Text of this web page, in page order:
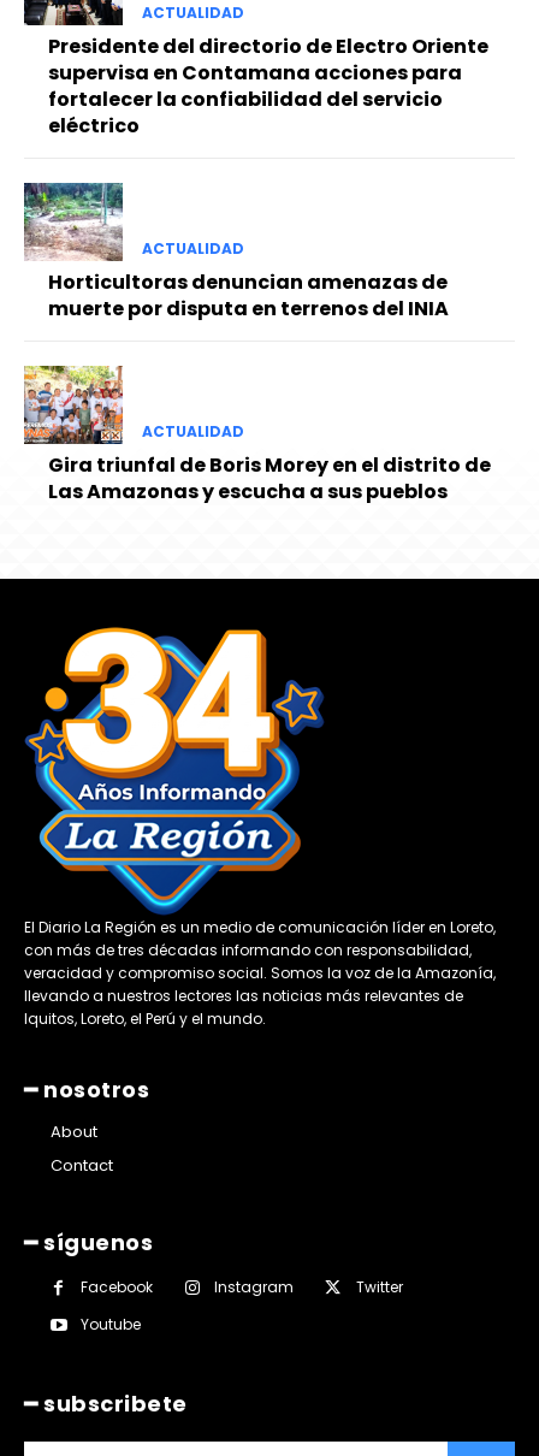
ACTUALIDAD
Presidente del directorio de Electro Oriente
supervisa en Contamana acciones para
fortalecer la confiabilidad del servicio
eléctrico
ACTUALIDAD
Horticultoras denuncian amenazas de
muerte por disputa en terrenos del INIA
ACTUALIDAD
Gira triunfal de Boris Morey en el distrito de
Las Amazonas y escucha a sus pueblos
El Diario La Región es un medio de comunicación líder en Loreto,
con más de tres décadas informando con responsabilidad,
veracidad y compromiso social. Somos la voz de la Amazonía,
llevando a nuestros lectores las noticias más relevantes de
Iquitos, Loreto, el Perú y el mundo.
━ nosotros
About
Contact
━ síguenos
Facebook Instagram
Twitter
Youtube
━ subscribete